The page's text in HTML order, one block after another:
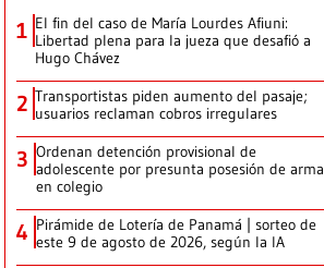
1 El fin del caso de María Lourdes Afiuni:
Libertad plena para la jueza que desafió a
Hugo Chávez
2 Transportistas piden aumento del pasaje;
usuarios reclaman cobros irregulares
3 Ordenan detención provisional de
adolescente por presunta posesión de arma
en colegio
4 Pirámide de Lotería de Panamá | sorteo de
este 9 de agosto de 2026, según la IA